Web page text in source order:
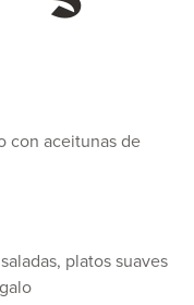
con aceitunas de
platos suaves